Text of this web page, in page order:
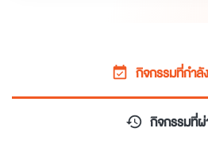
event_available กิจกรรมที่กำลั
history กิจกรรมที่ผ่